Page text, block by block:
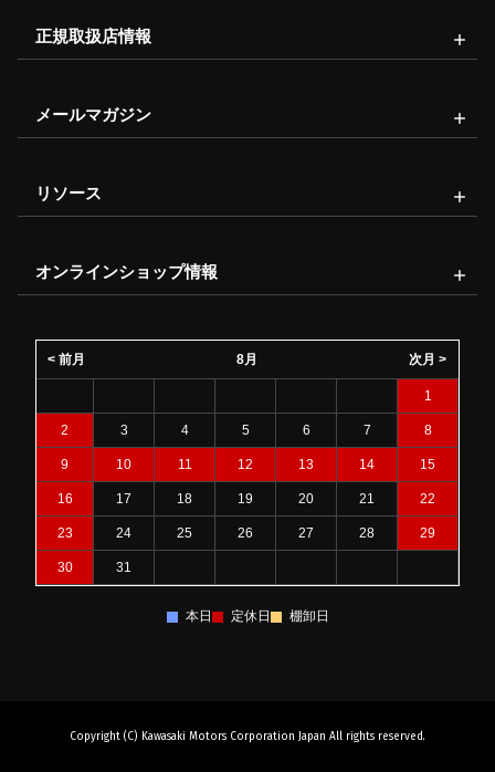
正規取扱店情報
メールマガジン
リソース
オンラインショップ情報
8月
< 前月 次月 >
1
2 3 4 5 6 7 8
9 10 11 12 13 14 15
16 17 18 19 20 21 22
23 24 25 26 27 28 29
30 31
本日 定休日 棚卸日
Copyright (C) Kawasaki Motors Corporation Japan All rights reserved.